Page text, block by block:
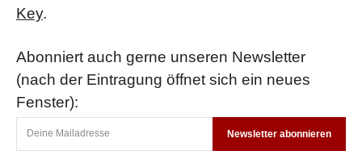
Key.
Abonniert auch gerne unseren Newsletter
(nach der Eintragung öffnet sich ein neues
Fenster):
Newsletter abonnieren